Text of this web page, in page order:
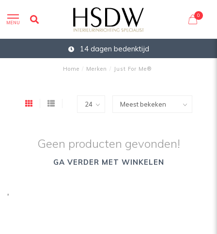
MENU
0
14 dagen bedenktijd
Home / Merken / Just For Me®
Geen producten gevonden!
GA VERDER MET WINKELEN
'